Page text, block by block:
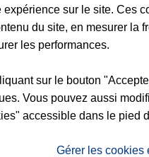
Assurance chat
Conseils animal
particuliers Protection
expérience sur le site. Ces
du site, en mesurer la
les performances.
sur le bouton
Vous pouvez aussi
accessible dans le pied
Gérer les cookies